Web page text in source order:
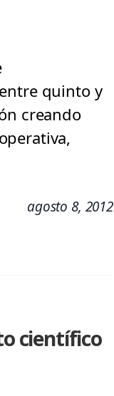
quinto y
creando
agosto 8, 2012
científico